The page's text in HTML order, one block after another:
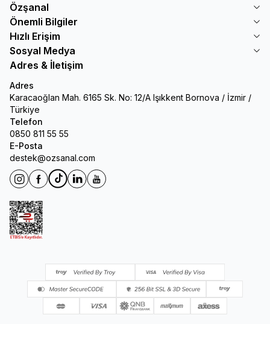
Özşanal
Önemli Bilgiler
Hızlı Erişim
Sosyal Medya
Adres & İletişim
Adres
Karacaoğlan Mah. 6165 Sk. No: 12/A Işıkkent Bornova / İzmir /
Türkiye
Telefon
0850 811 55 55
E-Posta
destek@ozsanal.com
InstagramFacebook
TiktokLinkedinYoutube